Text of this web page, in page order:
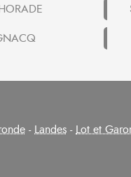
-Landes -Lot et